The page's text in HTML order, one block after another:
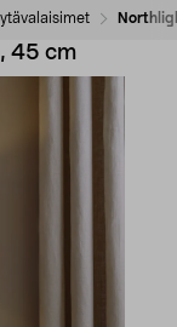
45 cm